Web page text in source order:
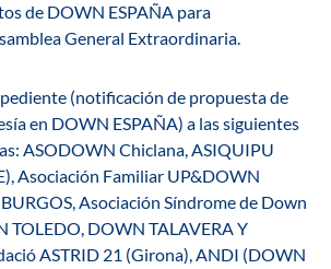
de DOWN ESPAÑA para
General Extraordinaria.
(notificación de propuesta de
en DOWN ESPAÑA) a las siguientes
ASODOWN Chiclana, ASIQUIPU
Asociación Familiar UP&DOWN
Asociación Síndrome de Down
TOLEDO, DOWN TALAVERA Y
ASTRID 21 (Girona), ANDI (DOWN